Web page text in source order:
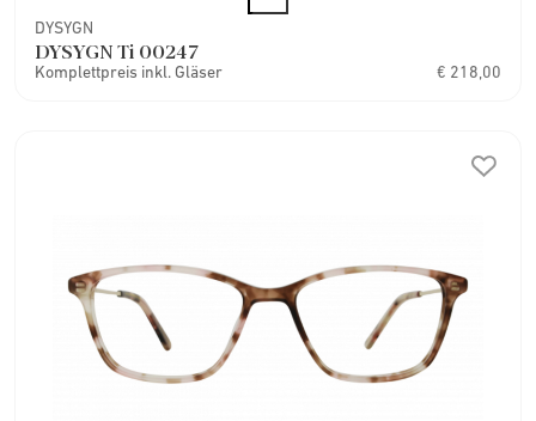
DYSYGN
DYSYGN Ti 00247
Komplettpreis inkl. Gläser € 218,00